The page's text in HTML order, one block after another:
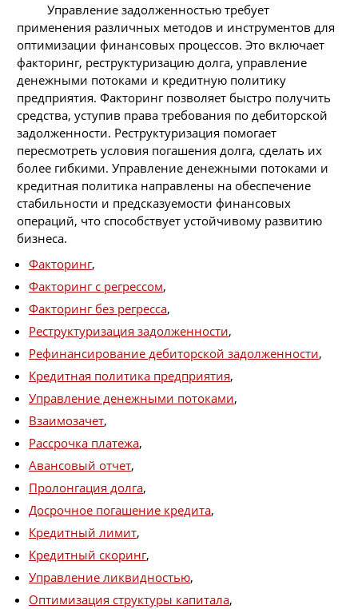
Управление задолженностью требует
применения различных методов и инструментов для
оптимизации финансовых процессов. Это включает
факторинг, реструктуризацию долга, управление
денежными потоками и кредитную политику
предприятия. Факторинг позволяет быстро получить
средства, уступив права требования по дебиторской
задолженности. Реструктуризация помогает
пересмотреть условия погашения долга, сделать их
более гибкими. Управление денежными потоками и
кредитная политика направлены на обеспечение
стабильности и предсказуемости финансовых
операций, что способствует устойчивому развитию
бизнеса.
Факторинг,
Факторинг с регрессом,
Факторинг без регресса,
Реструктуризация задолженности,
Рефинансирование дебиторской задолженности,
Кредитная политика предприятия,
Управление денежными потоками,
Взаимозачет,
Рассрочка платежа,
Авансовый отчет,
Пролонгация долга,
Досрочное погашение кредита,
Кредитный лимит,
Кредитный скоринг,
Управление ликвидностью,
Оптимизация структуры капитала,